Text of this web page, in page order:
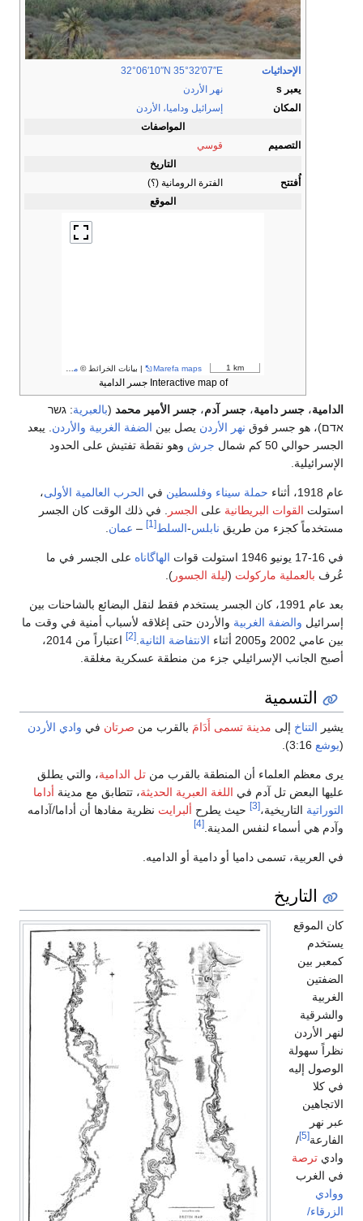
الإحداثيات 32°06′10″N 35°32′07″E
يعبر s
نهر الأردن
المكان
إسرائيل وداميا، الأردن
المواصفات
التصميم
قوسي
التاريخ
أُفتتح
الفترة الرومانية (؟)
الموقع
1 km
Marefa maps | بيانات الخرائط © مساهمو OpenStreetMap
Interactive map of جسر الدامية
الدامية، جسر دامية، جسر آدم، جسر الأمير محمد (بالعبرية: גשר
אדם
نهر الأردن يصل بين الضفة الغربية والأردن. يبعد
الجسر حوالي 50 كم شمال
جرش وهو نقطة تفتيش على الحدود
الإسرائيلية.
عام 1918، أثناء حملة سيناء وفلسطين في الحرب العالمية الأولى،
استولت القوات البريطانية على الجسر . في ذلك الوقت كان الجسر
مستخدماً كجزء من طريق نابلس-السلط[1]
– عمان.
في 16-17 يونيو 1946 استولت قوات الهاگاناه على الجسر في ما
عُرف بالعملية ماركولت (ليلة الجسور ).
بعد عام 1991، كان الجسر يستخدم فقط لنقل البضائع بالشاحنات بين
إسرائيل والضفة الغربية والأردن حتى إغلاقه لأسباب أمنية في وقت ما
بين عامي 2002 و2005 أثناء
الانتفاضة الثانية.
[2]
اعتباراً من 2014،
أصبح الجانب الإسرائيلي جزء من منطقة عسكرية مغلقة.
التسمية
يشير التناخ إلى مدينة تسمى أَدَامَ بالقرب من صرتان في وادي الأردن
(يوشع
يرى معظم العلماء أن المنطقة بالقرب من تل الدامية، والتي يطلق
عليها البعض تل آدم في اللغة العبرية الحديثة، تتطابق مع مدينة أداما
التوراتية التاريخية،[3] حيث يطرح ألبرايت نظرية مفادها أن أداما/آدامه
وآدم هي أسماء لنفس المدينة. [4]
في العربية، تسمى داميا أو دامية أو الداميه.
التاريخ
كان الموقع
يستخدم
كمعبر بين
الضفتين
الغربية
والشرقية
لنهر الأردن
نظراً سهولة
الوصول إليه
في كلا
الاتجاهين
عبر نهر
الفارعة[5]
/
وادي ترصة
في الغرب
ووادي
الزرقاء/